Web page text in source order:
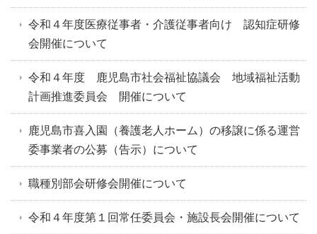
令和４年度医療従事者・介護従事者向け 認知症研修
会開催について
令和４年度 鹿児島市社会福祉協議会 地域福祉活動
計画推進委員会 開催について
鹿児島市喜入園（養護老人ホーム）の移譲に係る運営
委事業者の公募（告示）について
職種別部会研修会開催について
令和４年度第１回常任委員会・施設長会開催について